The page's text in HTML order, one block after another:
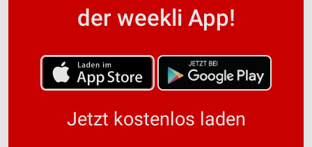
der weekli App!
Jetzt kostenlos laden